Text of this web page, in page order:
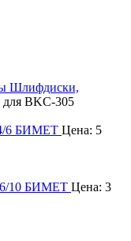
Шлифдиски,
BKC-305
6 БИМЕТ Цена: 5
6/10 БИМЕТ Цена: 3